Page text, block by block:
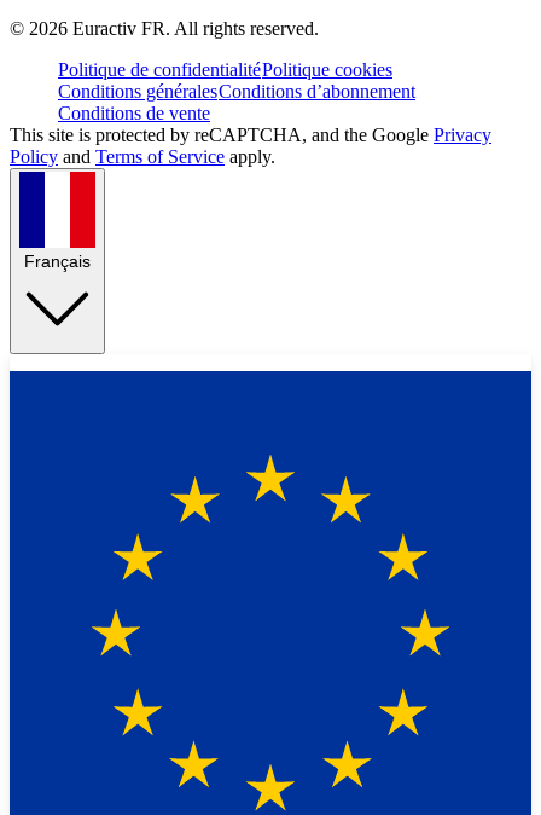
© 2026 Euractiv FR. All rights reserved.
Politique de confidentialitéPolitique cookies
Conditions généralesConditions d’abonnement
Conditions de vente
This site is protected by reCAPTCHA, and the Google Privacy
Policy and Terms of Service apply.
Français